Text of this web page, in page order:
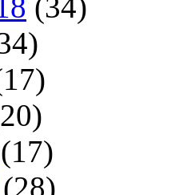
(17)
(28)